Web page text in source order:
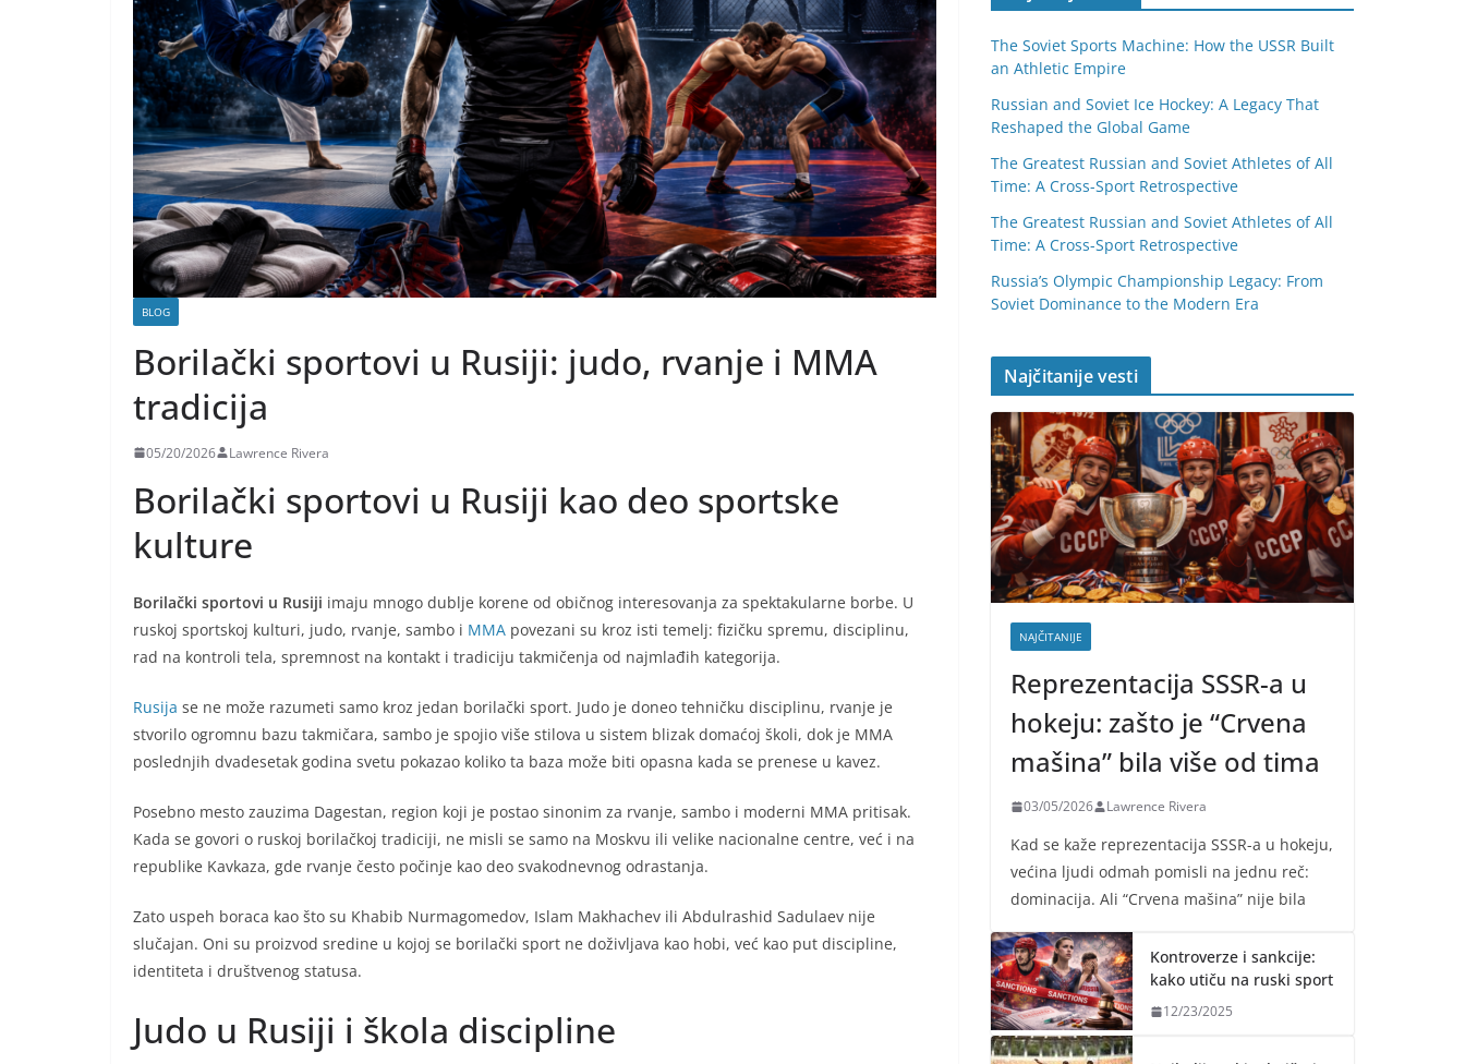
BLOG
Borilački sportovi u Rusiji: judo, rvanje i MMA
tradicija
05/20/2026 Lawrence Rivera
Borilački sportovi u Rusiji kao deo sportske
kulture
Borilački sportovi u Rusiji imaju mnogo dublje korene od običnog interesovanja za spektakularne borbe. U
ruskoj sportskoj kulturi, judo, rvanje, sambo i MMA povezani su kroz isti temelj: fizičku spremu, disciplinu,
rad na kontroli tela, spremnost na kontakt i tradiciju takmičenja od najmlađih kategorija.
Rusija se ne može razumeti samo kroz jedan borilački sport. Judo je doneo tehničku disciplinu, rvanje je
stvorilo ogromnu bazu takmičara, sambo je spojio više stilova u sistem blizak domaćoj školi, dok je MMA
poslednjih dvadesetak godina svetu pokazao koliko ta baza može biti opasna kada se prenese u kavez.
Posebno mesto zauzima Dagestan, region koji je postao sinonim za rvanje, sambo i moderni MMA pritisak.
Kada se govori o ruskoj borilačkoj tradiciji, ne misli se samo na Moskvu ili velike nacionalne centre, već i na
republike Kavkaza, gde rvanje često počinje kao deo svakodnevnog odrastanja.
Zato uspeh boraca kao što su Khabib Nurmagomedov, Islam Makhachev ili Abdulrashid Sadulaev nije
slučajan. Oni su proizvod sredine u kojoj se borilački sport ne doživljava kao hobi, već kao put discipline,
identiteta i društvenog statusa.
Judo u Rusiji i škola discipline
The Soviet Sports Machine: How the USSR Built
an Athletic Empire
Russian and Soviet Ice Hockey: A Legacy That
Reshaped the Global Game
The Greatest Russian and Soviet Athletes of All
Time: A Cross-Sport Retrospective
The Greatest Russian and Soviet Athletes of All
Time: A Cross-Sport Retrospective
Russia’s Olympic Championship Legacy: From
Soviet Dominance to the Modern Era
Najčitanije vesti
NAJČITANIJE
Reprezentacija SSSR-a u
hokeju: zašto je “Crvena
mašina” bila više od tima
03/05/2026 Lawrence Rivera
Kad se kaže reprezentacija SSSR-a u hokeju,
većina ljudi odmah pomisli na jednu reč:
dominacija. Ali “Crvena mašina” nije bila
Kontroverze i sankcije:
kako utiču na ruski sport
12/23/2025